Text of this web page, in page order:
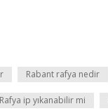
Rabant rafya nedir
Rafya ip yıkanabilir mi